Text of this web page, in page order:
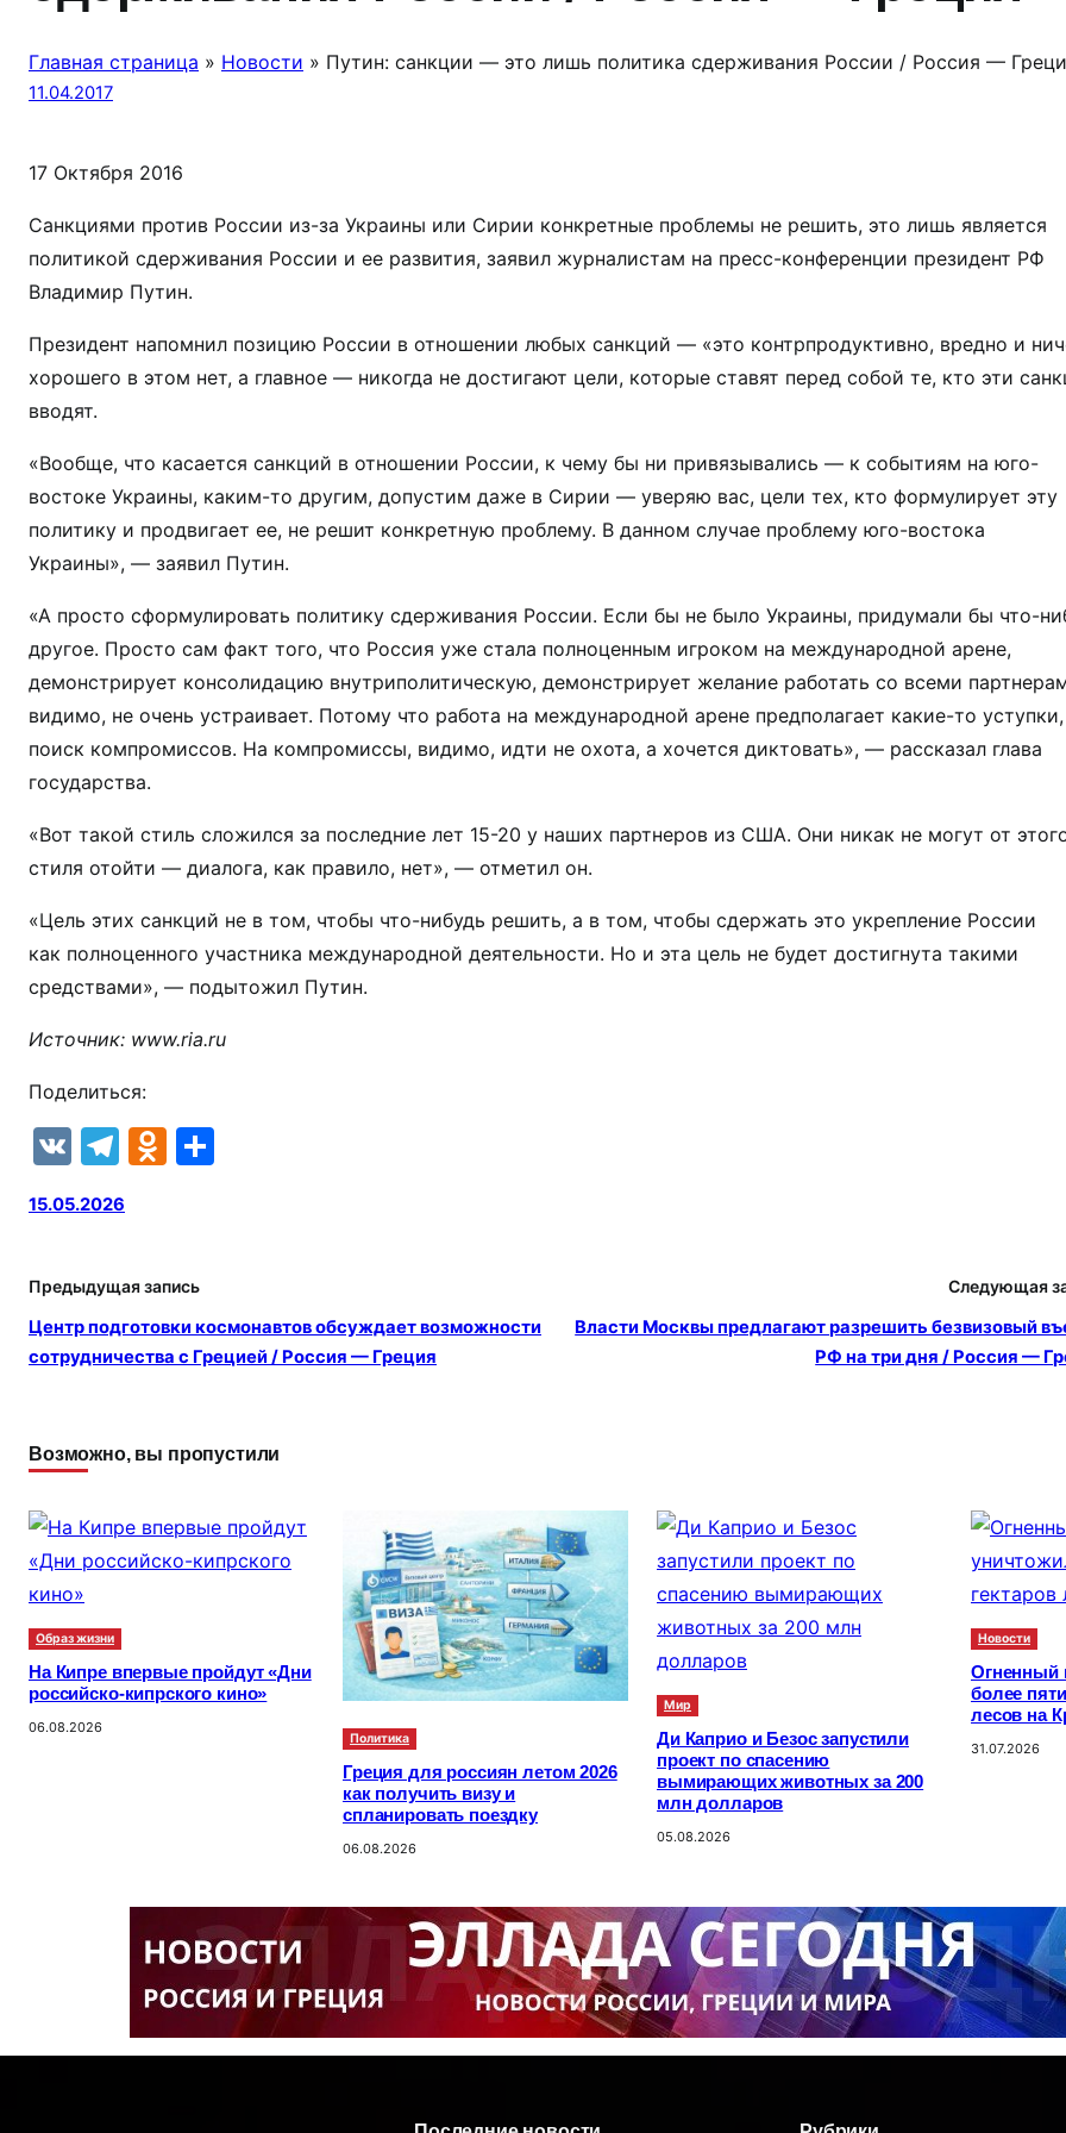
Главная страница » Новости » Путин: санкции — это лишь политика сдерживания России / Россия —
11.04.2017
17 Октября 2016
Санкциями против России из-за Украины или Сирии конкретные проблемы не решить, это лишь является
политикой сдерживания России и ее развития, заявил журналистам на пресс-конференции президент РФ
Владимир Путин.
Президент напомнил позицию России в отношении любых санкций — «это контрпродуктивно, вредно и
хорошего в этом нет, а главное — никогда не достигают цели, которые ставят перед собой те, кто эти
вводят.
«Вообще, что касается санкций в отношении России, к чему бы ни привязывались — к событиям на юго-
востоке Украины, каким-то другим, допустим даже в Сирии — уверяю вас, цели тех, кто формулирует эту
политику и продвигает ее, не решит конкретную проблему. В данном случае проблему юго-востока
Украины», — заявил Путин.
«А просто сформулировать политику сдерживания России. Если бы не было Украины, придумали бы что-
другое. Просто сам факт того, что Россия уже стала полноценным игроком на международной арене,
демонстрирует консолидацию внутриполитическую, демонстрирует желание работать со всеми
видимо, не очень устраивает. Потому что работа на международной арене предполагает какие-то уступки,
поиск компромиссов. На компромиссы, видимо, идти не охота, а хочется диктовать», — рассказал глава
государства.
«Вот такой стиль сложился за последние лет 15-20 у наших партнеров из США. Они никак не могут от
стиля отойти — диалога, как правило, нет», — отметил он.
«Цель этих санкций не в том, чтобы что-нибудь решить, а в том, чтобы сдержать это укрепление России
как полноценного участника международной деятельности. Но и эта цель не будет достигнута такими
средствами», — подытожил Путин.
Источник: www.ria.ru
Поделиться:
V
T
e
a
m
O
kl
a
s
ni
в
и
ь
15.05.2026
Предыдущая запись
Центр подготовки космонавтов обсуждает возможности
сотрудничества с Грецией / Россия — Греция
Следующая
Власти Москвы предлагают разрешить безвизовый
РФ на три дня / Россия —
Возможно, вы пропустили
Образ жизни
На Кипре впервые пройдут «Дни
российско-кипрского кино»
06.08.2026
Политика
Греция для россиян летом 2026
как получить визу и
спланировать поездку
06.08.2026
Мир
Ди Каприо и Безос запустили
проект по спасению
вымирающих животных за 200
млн долларов
05.08.2026
Новости
Огненный
более
лесов на
31.07.2026